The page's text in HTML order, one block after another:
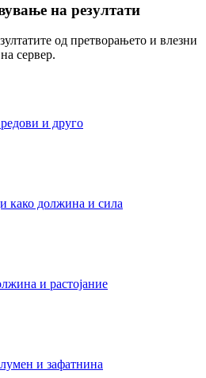
на резултати
од претворањето и влезни
сервер.
и друго
како должина и сила
и растојание
и зафатнина